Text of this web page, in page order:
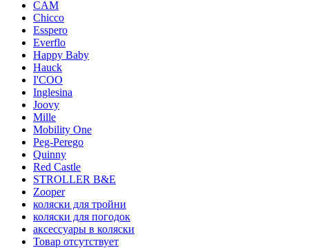
CAM
Chicco
Esspero
Everflo
Happy Baby
Hauck
I'COO
Inglesina
Joovy
Mille
Mobility One
Peg-Perego
Quinny
Red Castle
STROLLER B&E
Zooper
коляски для тройни
коляски для погодок
аксессуары в коляски
Товар отсутствует